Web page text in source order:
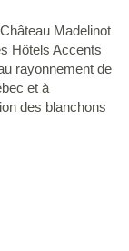
Madelinot
Hôtels Accents
rayonnement de
et à
des blanchons